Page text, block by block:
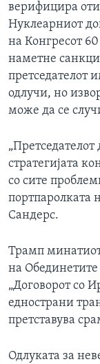
верифицира
Нуклеарниот
на Конгресот
наметне
претседателот
одлучи, но
може да се
стратегијата
со сите
портпаролката
Сандерс.
Трамп
на Обединетите
„Договорот со
еднострани
претставува
Одлуката за